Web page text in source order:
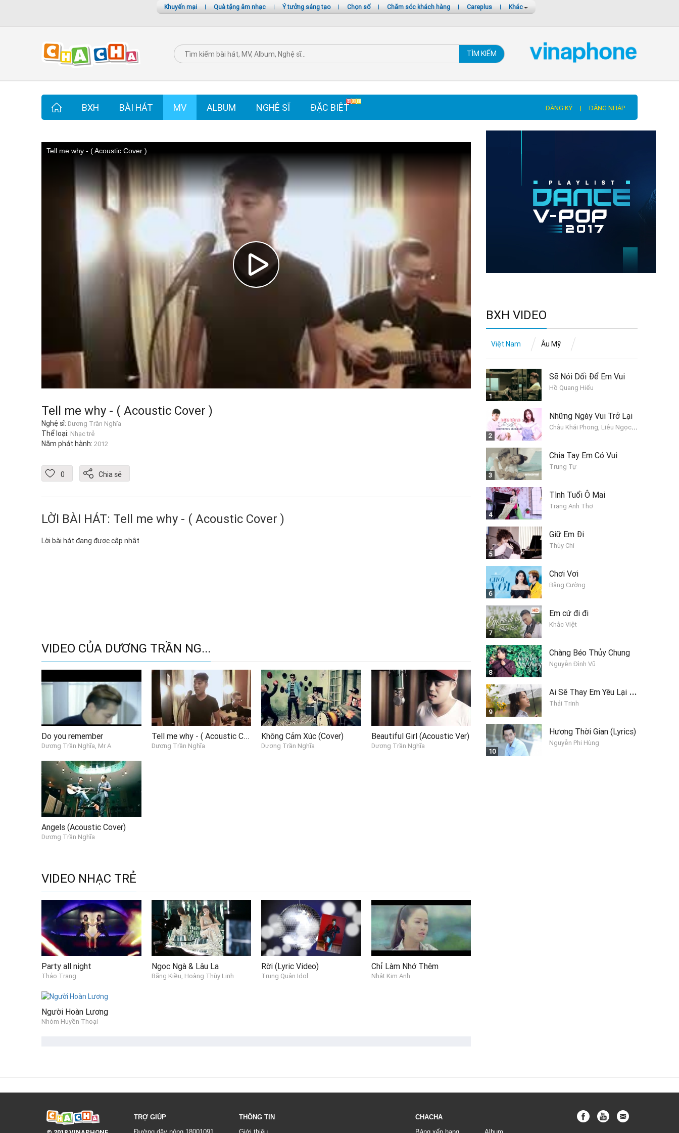
Khuyến mại | Quà tặng âm nhạc | Ý tưởng sáng tạo | Chọn số | Chăm sóc khách hàng | Careplus | Khác
TÌM KIẾM
BXH BÀI HÁT MV ALBUM NGHỆ SĨ ĐẶC BIỆT ĐĂNG KÝ | ĐĂNG NHẬP
Tell me why - ( Acoustic Cover )
Tell me why - ( Acoustic Cover )
Nghệ sĩ: Dương Trần Nghĩa
Thể loại: Nhạc trẻ
Năm phát hành: 2012
0 Chia sẻ
LỜI BÀI HÁT: Tell me why - ( Acoustic Cover )
Lời bài hát đang được cập nhật
VIDEO CỦA DƯƠNG TRẦN NG...
Do you remember
Dương Trần Nghĩa, Mr A
Tell me why - ( Acoustic Cover )
Dương Trần Nghĩa
Không Cảm Xúc (Cover)
Dương Trần Nghĩa
Beautiful Girl (Acoustic Ver)
Dương Trần Nghĩa
Angels (Acoustic Cover)
Dương Trần Nghĩa
VIDEO NHẠC TRẺ
Party all night
Thảo Trang
Ngọc Ngà & Lâu La
Bằng Kiều, Hoàng Thùy Linh
Rời (Lyric Video)
Trung Quân Idol
Chỉ Làm Nhớ Thêm
Nhật Kim Anh
Người Hoàn Lương
Nhóm Huyền Thoại
BXH VIDEO
Việt Nam Âu Mỹ
1
Sẽ Nói Dối Để Em Vui
Hồ Quang Hiếu
2
Những Ngày Vui Trở Lại
C
hâu Khải Phong, Liêu Ngọc Lan
3
Chia Tay Em Có Vui
Trung Tự
4
Tình Tuổi Ô Mai
Trang Anh Thơ
5
Giữ Em Đi
Thùy Chi
6
Chơi Vơi
Bằng Cường
7
Em cứ đi đi
Khắc Việt
8
Chàng Béo Thủy Chung
Nguyễn Đình Vũ
9
A
i Sẽ Thay Em Yêu Lại Anh
Thái Trinh
10
Hương Thời Gian (Lyrics)
Nguyễn Phi Hùng
TRỢ GIÚP
THÔNG TIN
CHACHA